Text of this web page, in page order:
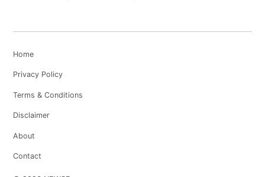
Home
Privacy Policy
Terms & Conditions
Disclaimer
About
Contact